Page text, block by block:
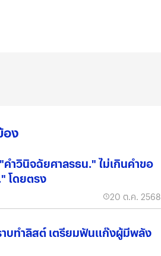
อง
ำวินิจฉัยศาลรธน." ไม่เกินคำขอ
โดยตรง
20 ต.ค. 2568
าบทำลิสต์ เตรียมฟันแก๊งผู้มีพลัง